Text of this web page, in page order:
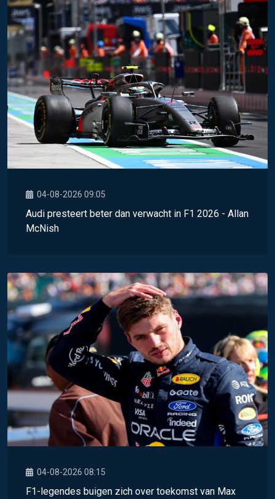
04-08-2026 09:05
Audi presteert beter dan verwacht in F1 2026 - Allan
McNish
04-08-2026 08:15
F1-legendes buigen zich over toekomst van Max